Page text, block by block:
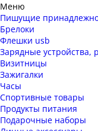
Меню
Пишущие
Брелоки
Флешки usb
Зарядные устройства,
Визитницы
Зажигалки
Часы
Спортивные товары
Продукты питания
Подарочные наборы